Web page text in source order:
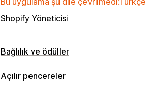
Shopify Yöneticisi
Bağlılık ve ödüller
Program türleri
Açılır pencereler